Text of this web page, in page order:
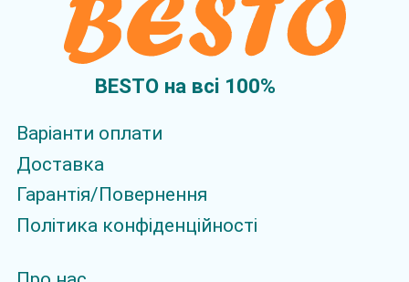
BESTO на всi 100%
Варіанти оплати
Доставка
Гарантія/Повернення
Політика конфіденційності